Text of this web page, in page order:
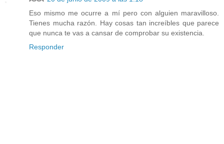
Eso mismo me ocurre a mí pero con alguien maravilloso.
Tienes mucha razón. Hay cosas tan increíbles que parece
que nunca te vas a cansar de comprobar su existencia.
Responder